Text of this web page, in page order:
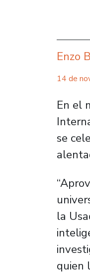
Enzo
14 de
En el
se
la
quien